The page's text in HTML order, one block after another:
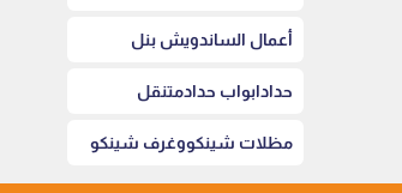
أعمال الساندويش بنل
حدادابواب حدادمتنقل
مظلات شينكووغرف شينكو